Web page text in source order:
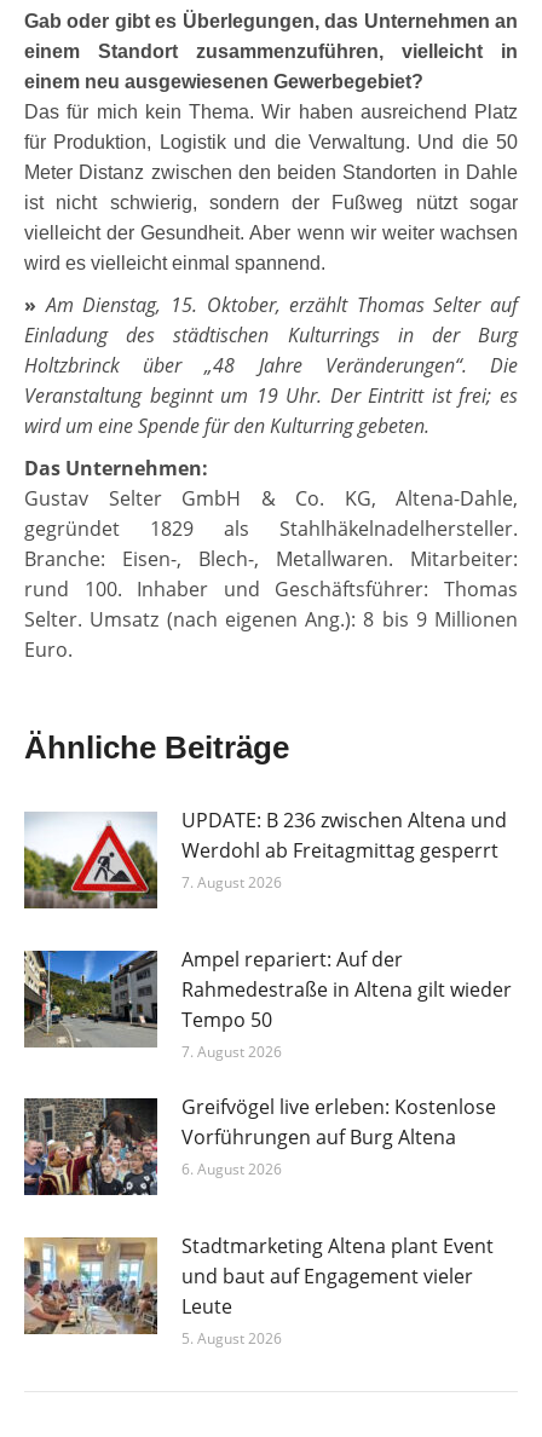
Gab oder gibt es Überlegungen, das Unternehmen an
einem Standort zusammenzuführen, vielleicht in
einem neu ausgewiesenen Gewerbegebiet?
Das für mich kein Thema. Wir haben ausreichend Platz
für Produktion, Logistik und die Verwaltung. Und die 50
Meter Distanz zwischen den beiden Standorten in Dahle
ist nicht schwierig, sondern der Fußweg nützt sogar
vielleicht der Gesundheit. Aber wenn wir weiter wachsen
wird es vielleicht einmal spannend.
» Am Dienstag, 15. Oktober, erzählt Thomas Selter auf
Einladung des städtischen Kulturrings in der Burg
Holtzbrinck über „48 Jahre Veränderungen“. Die
Veranstaltung beginnt um 19 Uhr. Der Eintritt ist frei; es
wird um eine Spende für den Kulturring gebeten.
Das Unternehmen:
Gustav Selter GmbH & Co. KG, Altena-Dahle,
gegründet 1829 als Stahlhäkelnadelhersteller.
Branche: Eisen-, Blech-, Metallwaren. Mitarbeiter:
rund 100. Inhaber und Geschäftsführer: Thomas
Selter. Umsatz (nach eigenen Ang.): 8 bis 9 Millionen
Euro.
Ähnliche Beiträge
UPDATE: B 236 zwischen Altena und
Werdohl ab Freitagmittag gesperrt
7. August 2026
Ampel repariert: Auf der
Rahmedestraße in Altena gilt wieder
Tempo 50
7. August 2026
Greifvögel live erleben: Kostenlose
Vorführungen auf Burg Altena
6. August 2026
Stadtmarketing Altena plant Event
und baut auf Engagement vieler
Leute
5. August 2026